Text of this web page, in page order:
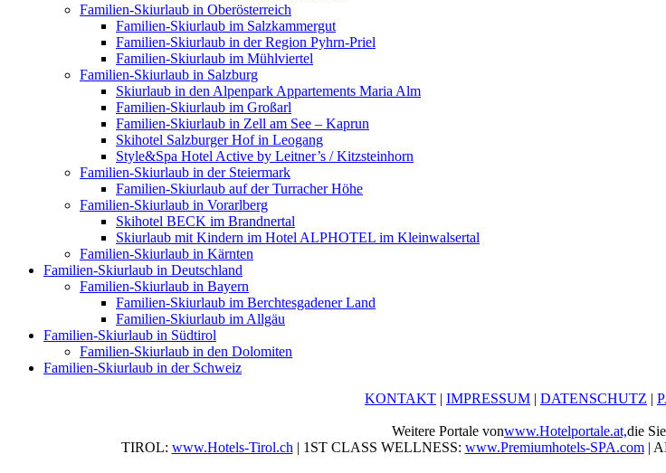
Familien-Skiurlaub in Oberösterreich
Familien-Skiurlaub im Salzkammergut
Familien-Skiurlaub in der Region Pyhrn-Priel
Familien-Skiurlaub im Mühlviertel
Familien-Skiurlaub in Salzburg
Skiurlaub in den Alpenpark Appartements Maria Alm
Familien-Skiurlaub im Großarl
Familien-Skiurlaub in Zell am See – Kaprun
Skihotel Salzburger Hof in Leogang
Style&Spa Hotel Active by Leitner’s / Kitzsteinhorn
Familien-Skiurlaub in der Steiermark
Familien-Skiurlaub auf der Turracher Höhe
Familien-Skiurlaub in Vorarlberg
Skihotel BECK im Brandnertal
Skiurlaub mit Kindern im Hotel ALPHOTEL im Kleinwalsertal
Familien-Skiurlaub in Kärnten
Familien-Skiurlaub in Deutschland
Familien-Skiurlaub in Bayern
Familien-Skiurlaub im Berchtesgadener Land
Familien-Skiurlaub im Allgäu
Familien-Skiurlaub in Südtirol
Familien-Skiurlaub in den Dolomiten
Familien-Skiurlaub in der Schweiz
KONTAKT | IMPRESSUM | DATENSCHUTZ |
Weitere Portale vonwww.Hotelportale.at,die
TIROL: www.Hotels-Tirol.ch | 1ST CLASS WELLNESS: www.Premiumhotels-SPA.com|